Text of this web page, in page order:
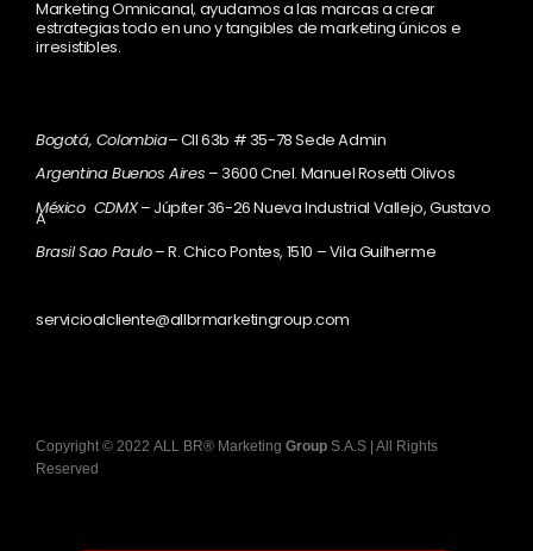
Marketing Omnicanal, ayudamos a las marcas a crear
estrategias todo en uno y tangibles de marketing únicos e
irresistibles.
Bogotá, Colombia– Cll 63b # 35-78 Sede Admin
Argentina Buenos Aires – 3600 Cnel. Manuel Rosetti Olivos
México CDMX– Júpiter 36-26 Nueva Industrial Vallejo, Gustavo
A
Brasil Sao Paulo– R. Chico Pontes, 1510 – Vila Guilherme
servicioalcliente@allbrmarketingroup.com
Copyright© 2022 ALL BR® Marketing Group S.A.S | All Rights
Reserved